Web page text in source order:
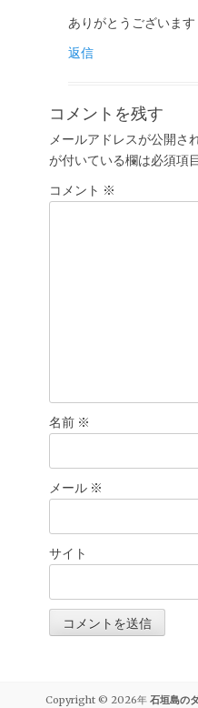
ありがとうございます
返信
コメントを残す
メールアドレスが公開さ
が付いている欄は必須項
コメント ※
名前 ※
メール ※
サイト
Copyright © 2026年 石垣島の